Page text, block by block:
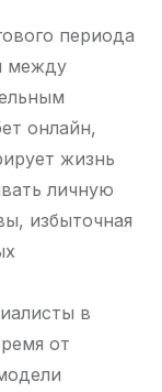
периода
между
онлайн,
жизнь
личную
избыточная
в
от